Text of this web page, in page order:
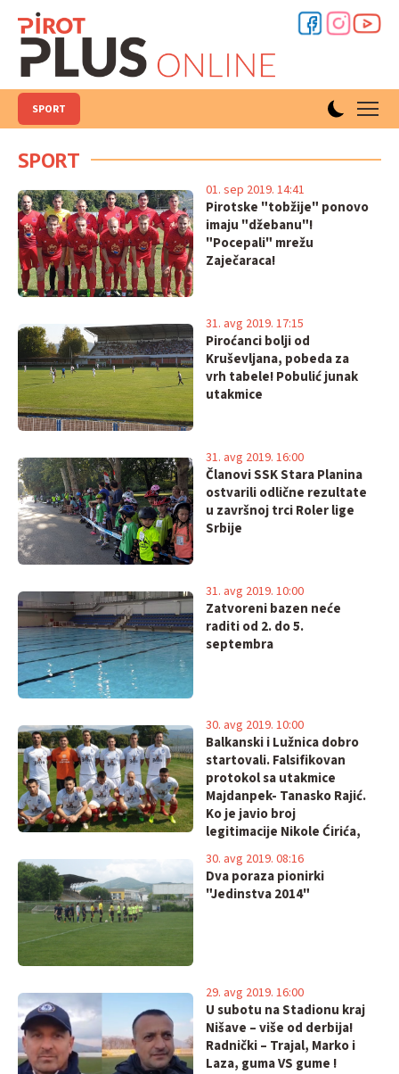
SPORT
SPORT
Pirotske "tobžije" ponovo
imaju "džebanu"!
"Pocepali" mrežu
Zaječaraca!
01. sep 2019. 14:41
Piroćanci bolji od
Kruševljana, pobeda za
vrh tabele! Pobulić junak
utakmice
31. avg 2019. 17:15
Članovi SSK Stara Planina
ostvarili odlične rezultate
u završnoj trci Roler lige
Srbije
31. avg 2019. 16:00
Zatvoreni bazen neće
raditi od 2. do 5.
septembra
31. avg 2019. 10:00
Balkanski i Lužnica dobro
startovali. Falsifikovan
protokol sa utakmice
Majdanpek- Tanasko Rajić.
Ko je javio broj
legitimacije Nikole Ćirića,
je navodno igrao za
pirotski tim!?
30. avg 2019. 10:00
Dva poraza pionirki
"Jedinstva 2014"
30. avg 2019. 08:16
U subotu na Stadionu kraj
Nišave – više od derbija!
Radnički – Trajal, Marko i
Laza, guma VS gume !
29. avg 2019. 16:00